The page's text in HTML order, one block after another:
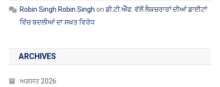
Robin Singh Robin Singh onਡੀ.ਟੀ.ਐੱਫ. ਵੱਲੋਂ ਲੈਕਚਰਾਰਾਂ ਦੀਆਂ ਡਾਈਟਾਂ
ਵਿੱਚ ਬਦਲੀਆਂ ਦਾ ਸਖ਼ਤ ਵਿਰੋਧ
ARCHIVES
ਅਗਸਤ 2026